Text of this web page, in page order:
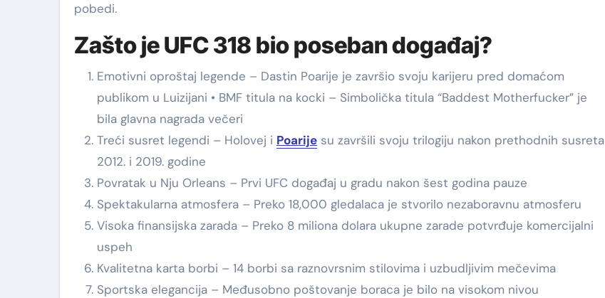
pobedi.
Zašto je UFC 318 bio poseban događaj?
Emotivni oproštaj legende – Dastin Poarije je završio svoju karijeru pred domaćom
publikom u Luizijani • BMF titula na kocki – Simbolička titula “Baddest Motherfucker” je
bila glavna nagrada večeri
Treći susret legendi – Holovej i Poarije su završili svoju trilogiju nakon prethodnih susreta
2012. i 2019. godine
Povratak u Nju Orleans – Prvi UFC događaj u gradu nakon šest godina pauze
Spektakularna atmosfera – Preko 18,000 gledalaca je stvorilo nezaboravnu atmosferu
Visoka finansijska zarada – Preko 8 miliona dolara ukupne zarade potvrđuje komercijalni
uspeh
Kvalitetna karta borbi – 14 borbi sa raznovrsnim stilovima i uzbudljivim mečevima
Sportska elegancija – Međusobno poštovanje boraca je bilo na visokom nivou